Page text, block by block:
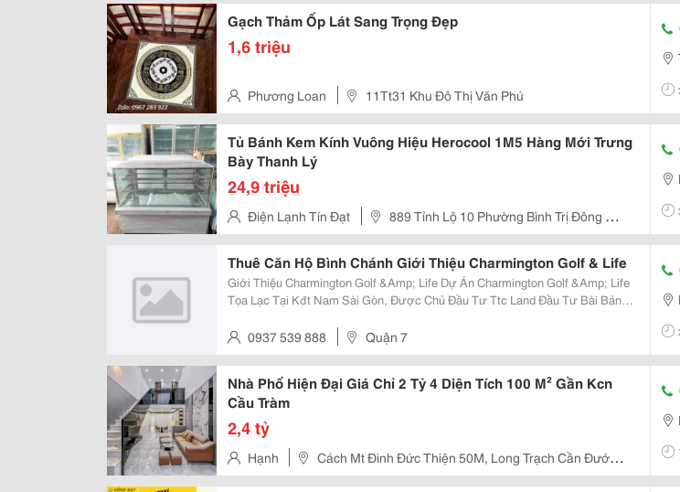
Gạch Thảm Ốp Lát Sang Trọng Đẹp
1,6 triệu
Phương Loan 11Tt31 Khu Đô Thị Văn Phú
Tủ Bánh Kem Kính Vuông Hiệu Herocool 1M5 Hàng Mới Trưng
Bày Thanh Lý
24,9 triệu
Điện Lạnh Tín Đạt
889 Tỉnh Lộ 10 Phường Bình Trị Đông B
Quận Bình Tân Tp.hồ Chí Minh
Thuê Căn Hộ Bình Chánh Giới Thiệu Charmington Golf & Life
Giới Thiệu Charmington Golf &Amp; Life Dự Án Charmington Golf &Amp; Life
Tọa Lạc Tại Kđt Nam Sài Gòn, Được Chủ Đầu Tư Ttc Land Đầu Tư Bài Bản
Giải Trí Của Cư Dân. Đây Còn Là Dự...
0937 539 888 Quận 7
Nhà Phố Hiện Đại Giá Chỉ 2 Tỷ 4 Diện Tích 100 M² Gần Kcn
Cầu Tràm
2,4 tỷ
Hạnh
Cách Mt Đinh Đức Thiện 50M, Long Trạch Cần Đước,
Long An (Gần Công An Xã Long Trạch, Kcn Cầu Tràm)